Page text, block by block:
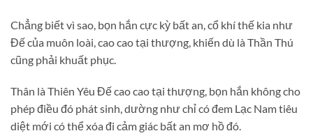
Chẳng biết vì sao, bọn hắn cực kỳ bất an, cổ khí thế kia như
Đế của muôn loài, cao cao tại thượng, khiến dù là Thần Thú
cũng phải khuất phục.
Thân là Thiên Yêu Đế cao cao tại thượng, bọn hắn không cho
phép điều đó phát sinh, dường như chỉ có đem Lạc Nam tiêu
diệt mới có thể xóa đi cảm giác bất an mơ hồ đó.